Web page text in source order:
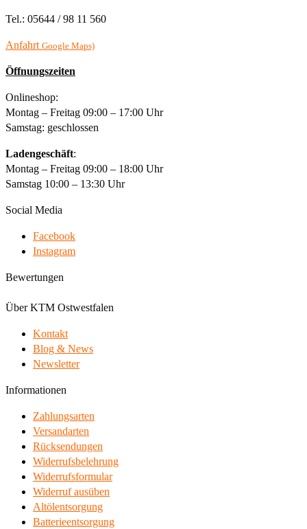
Tel.: 05644 / 98 11 560
Anfahrt Google Maps)
Öffnungszeiten
Onlineshop:
Montag – Freitag 09:00 – 17:00 Uhr
Samstag: geschlossen
Ladengeschäft:
Montag – Freitag 09:00 – 18:00 Uhr
Samstag 10:00 – 13:30 Uhr
Social Media
Facebook
Instagram
Bewertungen
Über KTM Ostwestfalen
Kontakt
Blog & News
Newsletter
Informationen
Zahlungsarten
Versandarten
Rücksendungen
Widerrufsbelehrung
Widerrufsformular
Widerruf ausüben
Altölentsorgung
Batterieentsorgung